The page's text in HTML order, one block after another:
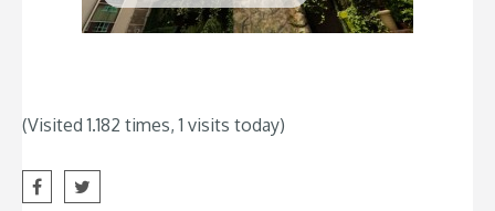
(Visited 1.182 times, 1 visits today)